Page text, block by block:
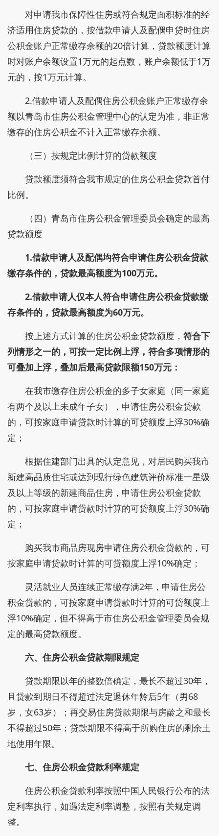
对申请我市保障性住房或符合规定面积标准的经
济适用住房贷款的，按借款申请人及配偶申贷时住房
公积金账户正常缴存余额的20倍计算，贷款额度计算
时对账户余额设置1万元的起点数，账户余额低于1万
元的，按1万元计算。
2.借款申请人及配偶住房公积金账户正常缴存余
额以青岛市住房公积金管理中心的认定为准，非正常
缴存的住房公积金不计入正常缴存余额。
（三）按规定比例计算的贷款额度
贷款额度须符合我市规定的住房公积金贷款首付
比例。
（四）青岛市住房公积金管理委员会确定的最高
贷款额度
1.借款申请人及配偶均符合申请住房公积金贷款
缴存条件的，贷款最高额度为100万元。
2.借款申请人仅本人符合申请住房公积金贷款缴
存条件的，贷款最高额度为60万元。
按上述方式计算的住房公积金贷款额度， 符合下
列情形之一的，可按一定比例上浮，符合多项情形的
可叠加上浮，叠加后最高贷款限额150万元：
在我市缴存住房公积金的多子女家庭（同一家庭
有两个及以上未成年子女），申请住房公积金贷款
的，可按家庭申请贷款时计算的可贷额度上浮30%确
定；
根据住建部门出具的认定意见，对居民购买我市
新建高品质住宅或达到现行绿色建筑评价标准一星级
及以上等级的新建商品住房，申请住房公积金贷款
的，可按家庭申请贷款时计算的可贷额度上浮30%确
定；
购买我市商品房现房申请住房公积金贷款的，可
按家庭申请贷款时计算的可贷额度上浮10%确定；
灵活就业人员连续正常缴存满2年，申请住房公
积金贷款的，可按家庭申请贷款时计算的可贷额度上
浮10%确定，但不得高于市住房公积金管理委员会规
定的最高贷款额度。
六、住房公积金贷款期限规定
贷款期限以年的整数倍确定，最长不超过30年，
且贷款到期日不得超过法定退休年龄后5年（男68
岁，女63岁）；再交易住房贷款期限与房龄之和最长
不得超过50年；贷款期限不得高于所购住房的剩余土
地使用年限。
七、住房公积金贷款利率规定
住房公积金贷款利率按照中国人民银行公布的法
定利率执行，如遇法定利率调整，按照有关规定调
整。